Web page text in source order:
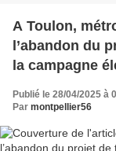
A Toulon,
l’abandon du
la campagne
Publié le 28/04/2025 à
Par montpellier56